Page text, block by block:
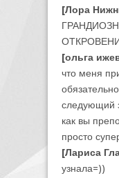
[Лора
[ольга
что меня
следующий
как вы
просто
[Лариса
узнала=))